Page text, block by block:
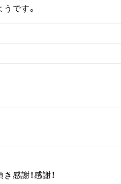
です。
感謝！感謝！